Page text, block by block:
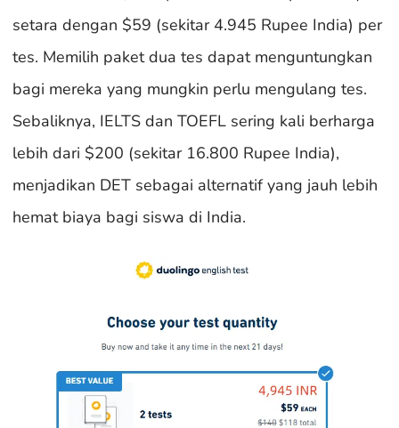
setara dengan $59 (sekitar 4.945 Rupee India) per
tes. Memilih paket dua tes dapat menguntungkan
bagi mereka yang mungkin perlu mengulang tes.
Sebaliknya, IELTS dan TOEFL sering kali berharga
lebih dari $200 (sekitar 16.800 Rupee India),
menjadikan DET sebagai alternatif yang jauh lebih
hemat biaya bagi siswa di India.